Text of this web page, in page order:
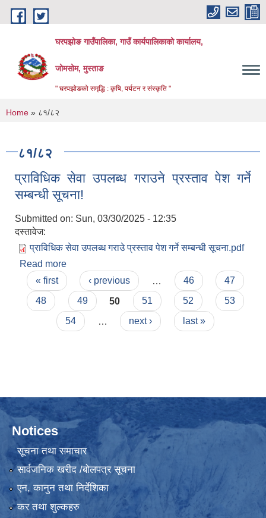
Skip to main content
घरपझोङ गाउँपालिका, गाउँ कार्यपालिकाको कार्यालय,
जोमसोम, मुस्ताङ
" घरपझोङको समृद्धि : कृषि, पर्यटन र संस्कृति "
You are here
Home » ८१/८२
८१/८२
प्राविधिक सेवा उपलब्ध गराउने प्रस्ताव पेश गर्ने
सम्बन्धी सूचना!
Submitted on: Sun, 03/30/2025 - 12:35
दस्तावेज:
प्राविधिक सेवा उपलब्ध गराउे प्रस्ताव पेश गर्ने सम्बन्धी सूचना.pdf
Read more
सम्बन्धी सूचना!
Pages
« first ‹ previous 46
47
48
49 50 51 52
53
54
next › last »
Notices
सूचना तथा समाचार
सार्वजनिक खरीद /बोलपत्र सूचना
एन, कानुन तथा निर्देशिका
कर तथा शुल्कहरु